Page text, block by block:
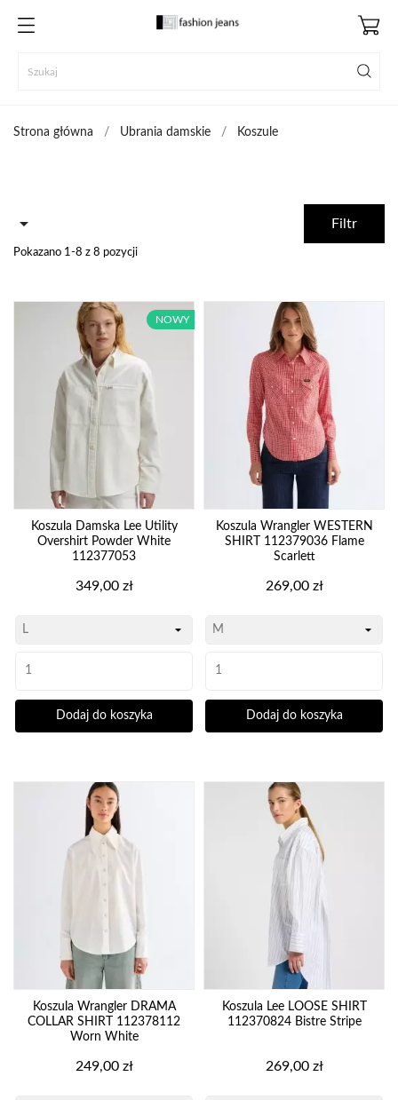
Strona główna Ubrania damskie Koszule
 Filtr
Pokazano 1-8 z 8 pozycji
Koszula Damska Lee Utility
Overshirt Powder White
112377053
Cena
349,00 zł
Dodaj do koszyka
NOWY
Koszula Wrangler WESTERN
SHIRT 112379036 Flame
Scarlett
Cena
269,00 zł
Dodaj do koszyka
Koszula Wrangler DRAMA
COLLAR SHIRT 112378112
Worn White
Cena
249,00 zł
Koszula Lee LOOSE SHIRT
112370824 Bistre Stripe
Cena
269,00 zł